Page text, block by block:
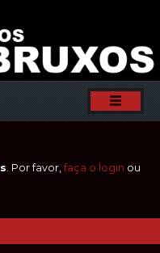
. Por favor, faça o login ou